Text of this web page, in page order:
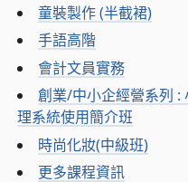
童裝製作 (半截裙)
手語高階
會計文員實務
創業/中小企經營系列 :
理系統使用簡介班
時尚化妝(中級班)
更多課程資訊